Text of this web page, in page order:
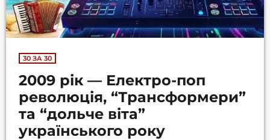
30 ЗА 30
2009 рік — Електро-поп
революція, “Трансформери”
та “дольче віта”
українського року